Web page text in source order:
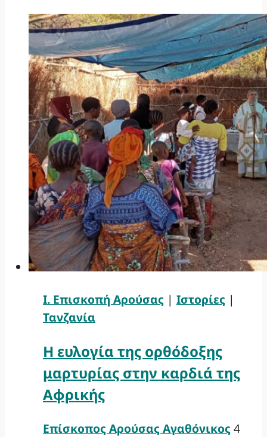
Ι. Επισκοπή Αρούσας | Ιστορίες |
Τανζανία
Η ευλογία της ορθόδοξης
μαρτυρίας στην καρδιά της
Αφρικής
Επίσκοπος Αρούσας Αγαθόνικος 4